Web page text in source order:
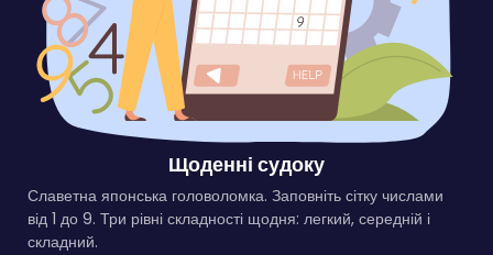
Щоденні судоку
Славетна японська головоломка. Заповніть сітку числами
від 1 до 9. Три рівні складності щодня: легкий, середній і
складний.